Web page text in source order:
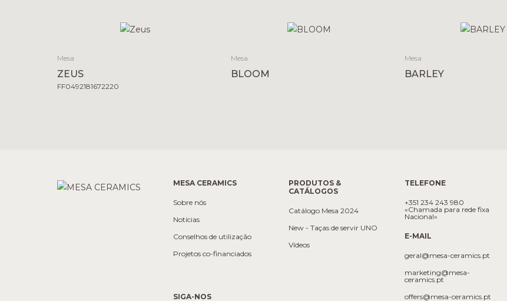
Mesa
ZEUS
FF0492181672220
Mesa
BLOOM
Mesa
BARLEY
MESA CERAMICS
Sobre nós
Notícias
Conselhos de utilização
Projetos co-financiados
SIGA-NOS
PRODUTOS &
CATÁLOGOS
Catálogo Mesa 2024
New - Taças de servir UNO
Vídeos
TELEFONE
+351 234 243 980
«Chamada para rede fixa
Nacional»
E-MAIL
geral@mesa-ceramics.pt
marketing@mesa-
ceramics.pt
offers@mesa-ceramics.pt